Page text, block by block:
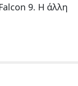
9. Η άλλη